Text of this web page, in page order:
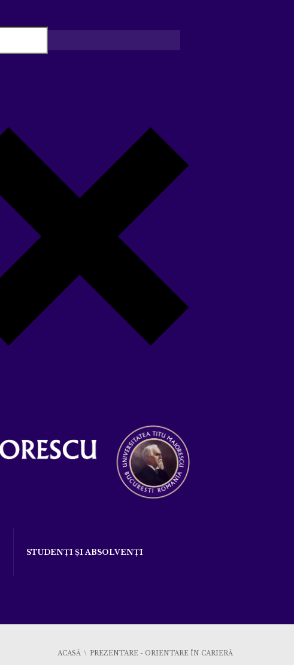
STUDENȚI ȘI ABSOLVENȚI
ACASĂ PREZENTARE - ORIENTARE ÎN CARIERĂ